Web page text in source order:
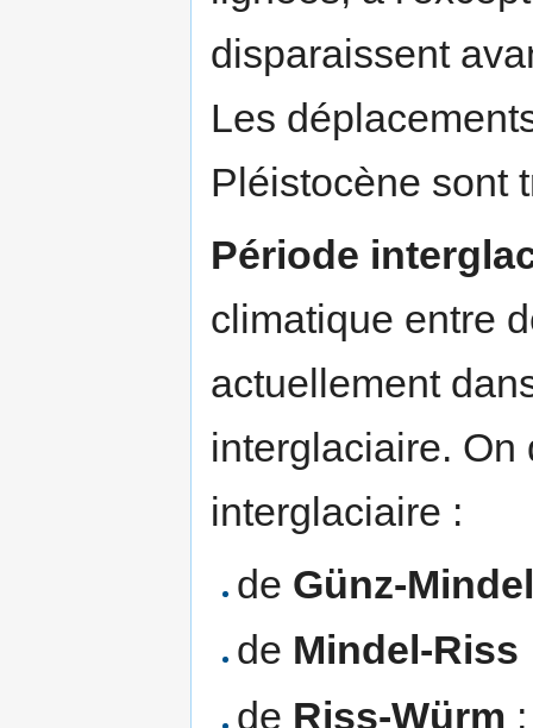
disparaissent
Les
Pléistocène sont
Période
climatique entre
actuellement
interglaciaire.
interglaciaire :
de Günz-
de Mindel-Riss
de Riss-Würm ;